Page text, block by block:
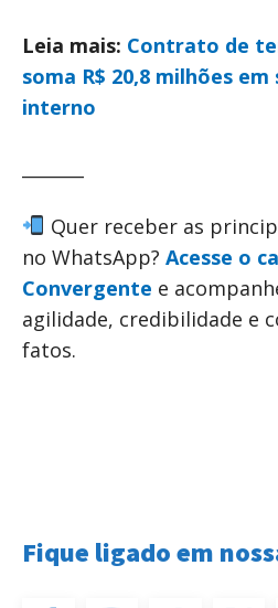
Leia mais: Contrato de
soma R$ 20,8 milhões
interno
Quer receber as
no WhatsApp? Acesse o
Convergente e
agilidade, credibilidade e
fatos.
Fique ligado em